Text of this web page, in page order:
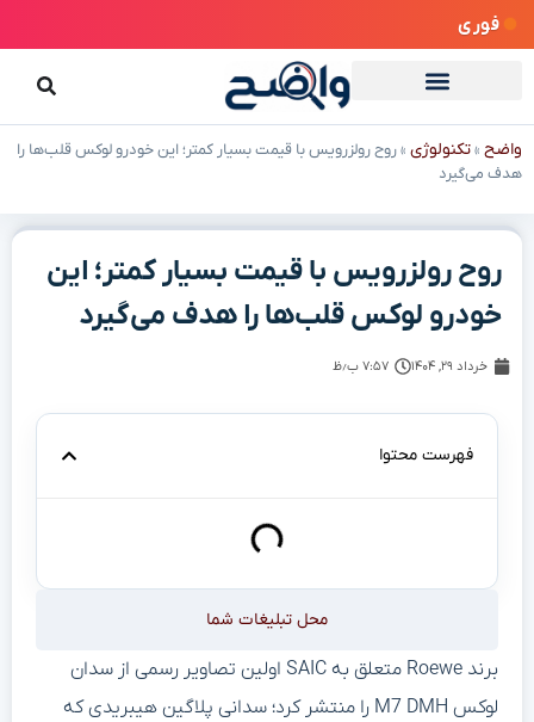
فوری
واضح »تکنولوژی »روح رولزرویس با قیمت بسیار کمتر؛ این خودرو لوکس قلب‌ها را
هدف می‌گیرد
روح رولزرویس با قیمت بسیار کمتر؛ این
خودرو لوکس قلب‌ها را هدف می‌گیرد
خرداد ۲۹, ۱۴۰۴ ۷:۵۷ ب٫ظ
فهرست محتوا
محل تبلیغات شما
برند Roewe متعلق به SAIC اولین تصاویر رسمی از سدان
لوکس M7 DMH را منتشر کرد؛ سدانی پلاگین هیبریدی که